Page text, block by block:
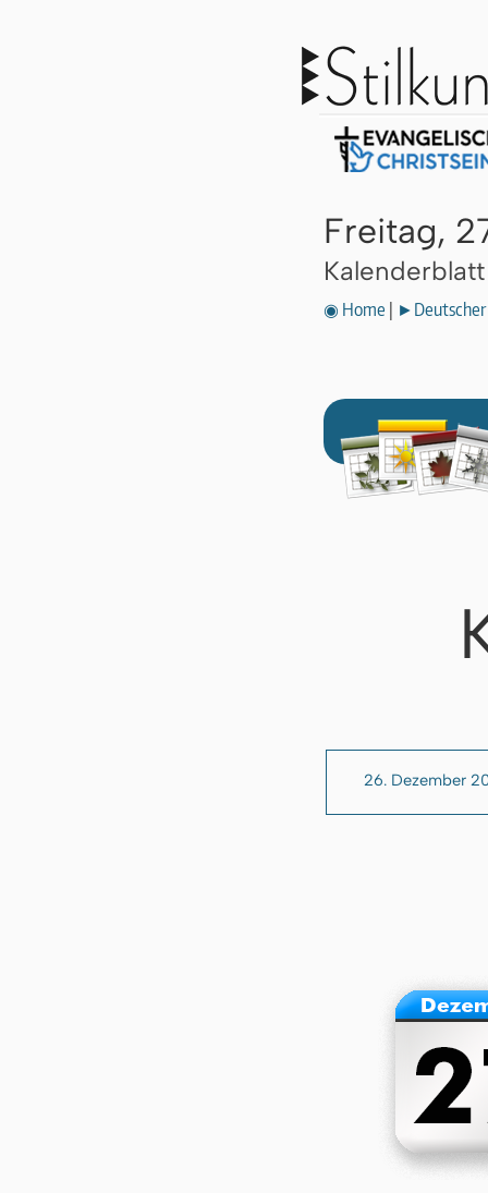
Freitag,
◉ Home ►Deutscher
26. Dezember